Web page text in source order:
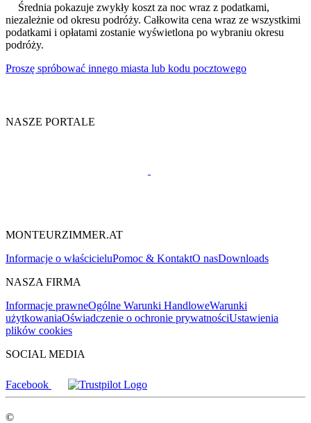
Średnia pokazuje zwykły koszt za noc wraz z podatkami,
niezależnie od okresu podróży. Całkowita cena wraz ze wszystkimi
podatkami i opłatami zostanie wyświetlona po wybraniu okresu
podróży.
Proszę spróbować innego miasta lub kodu pocztowego
NASZE PORTALE
MONTEURZIMMER.AT
Informacje o właścicieluPomoc & KontaktO nasDownloads
NASZA FIRMA
Informacje prawneOgólne Warunki HandloweWarunki
użytkowaniaOświadczenie o ochronie prywatnościUstawienia
plików cookies
SOCIAL MEDIA
Facebook
©